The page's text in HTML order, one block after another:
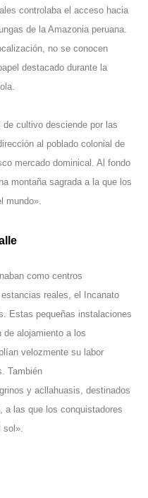
controlaba el acceso hacia
de la Amazonia peruana.
no se conocen
destacado durante la
cultivo desciende por las
al poblado colonial de
mercado dominical. Al fondo
montaña sagrada a la que los
mundo».
como centros
reales, el Incanato
Estas pequeñas instalaciones
alojamiento a los
velozmente su labor
También
y acllahuasis, destinados
a las que los conquistadores